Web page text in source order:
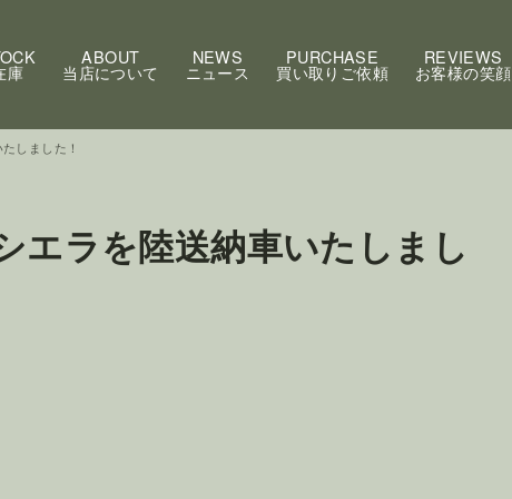
庫
ABOUT
当店について
NEWS
ニュース
PURCHASE
買い取りご依頼
REVIEWS
お客様の笑顔
しました！
エラを陸送納車いたしまし